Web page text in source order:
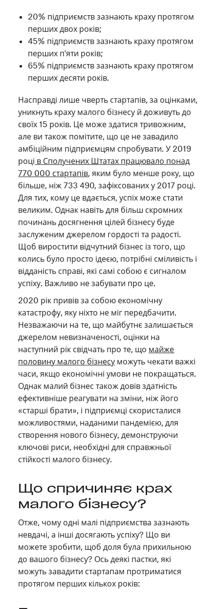
20% підприємств зазнають краху протягом
перших двох років;
45% підприємств зазнають краху протягом
перших п'яти років;
65% підприємств зазнають краху протягом
перших десяти років.
Насправді лише чверть стартапів, за оцінками,
уникнуть краху малого бізнесу й доживуть до
своїх 15 років. Це може здатися тривожним,
але ви також помітите, що це не завадило
амбіційним підприємцям спробувати. У 2019
році в Сполучених Штатах працювало понад
770 000 стартапів, яким було менше року, що
більше, ніж 733 490, зафіксованих у 2017 році.
Для тих, кому це вдається, успіх може стати
великим. Однак навіть для більш скромних
починань досягнення цілей бізнесу буде
заслуженим джерелом гордості та радості.
Щоб виростити відчутний бізнес із того, що
колись було просто ідеєю, потрібні сміливість і
відданість справі, які самі собою є сигналом
успіху. Важливо не забувати про це.
2020 рік привів за собою економічну
катастрофу, яку ніхто не міг передбачити.
Незважаючи на те, що майбутнє залишається
джерелом невизначеності, оцінки на
наступний рік свідчать про те, що майже
половину малого бізнесу можуть чекати важкі
часи, якщо економічні умови не покращаться.
Однак малий бізнес також довів здатність
ефективніше реагувати на зміни, ніж його
«старші брати», і підприємці скористалися
можливостями, наданими пандемією, для
створення нового бізнесу, демонструючи
ключові риси, необхідні для справжньої
стійкості малого бізнесу.
Що спричиняє крах
малого бізнесу?
Отже, чому одні малі підприємства зазнають
невдачі, а інші досягають успіху? Що ви
можете зробити, щоб доля була прихильною
до вашого бізнесу? Ось деякі пастки, які
можуть завадити стартапам протриматися
протягом перших кількох років: